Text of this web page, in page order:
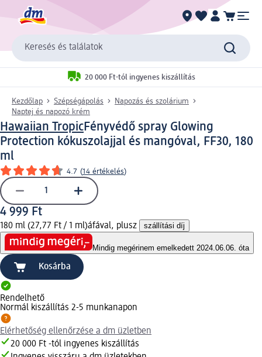
Keresés és találatok
20 000 Ft-tól ingyenes kiszállítás
Kezdőlap Szépségápolás
Napozás és szolárium
Naptej és napozó krém
Hawaiian TropicFényvédő spray Glowing
Protection kókuszolajjal és mangóval, FF30, 180
ml
4.7 (14 értékelés)
4 999 Ft
180 ml (27,77 Ft / 1 ml)áfával, plusz szállítási díj
Mindig megérinem emelkedett 2024.06.06. óta
Kosárba
Rendelhető
Normál kiszállítás 2-5 munkanapon
Elérhetőség ellenőrzése a dm üzletben
20 000 Ft -tól ingyenes kiszállítás